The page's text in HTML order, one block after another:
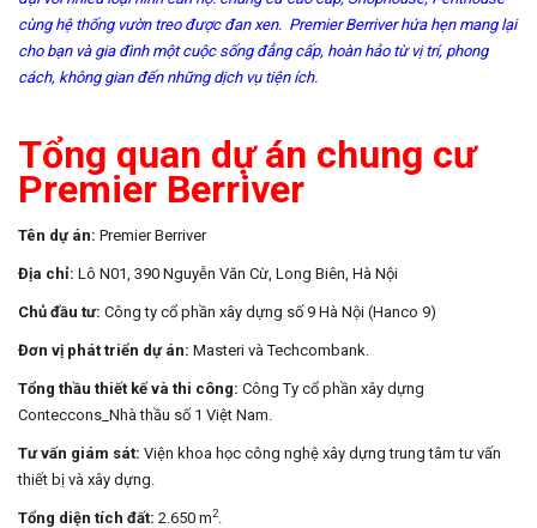
cùng hệ thống vườn treo được đan xen. Premier Berriver hứa hẹn mang lại
cho bạn và gia đình một cuộc sống đẳng cấp, hoàn hảo từ vị trí, phong
cách, không gian đến những dịch vụ tiện ích.
Tổng quan dự án chung cư
Premier Berriver
Tên dự án: Premier Berriver
Địa chỉ: Lô N01, 390 Nguyễn Văn Cừ, Long Biên, Hà Nội
Chủ đầu tư: Công ty cổ phần xây dựng số 9 Hà Nội (Hanco 9)
Đơn vị phát triển dự án: Masteri và Techcombank.
Tổng thầu thiết kế và thi công: Công Ty cổ phần xây dựng
Conteccons_Nhà thầu số 1 Việt Nam.
Tư vấn giám sát: Viện khoa học công nghệ xây dựng trung tâm tư vấn
thiết bị và xây dựng.
Tổng diện tích đất: 2.650 m2.